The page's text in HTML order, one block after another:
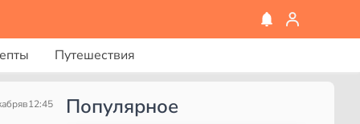
Путешествия
в12:45 Популярное